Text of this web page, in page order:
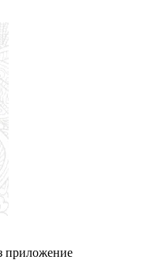
приложение